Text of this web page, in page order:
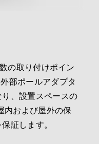
の取り付けポイン
部ポールアダプタ
、設置スペースの
内および屋外の保
証します。